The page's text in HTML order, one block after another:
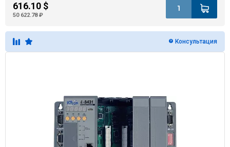
616.10 $
50 622.78 ₽
Консультация